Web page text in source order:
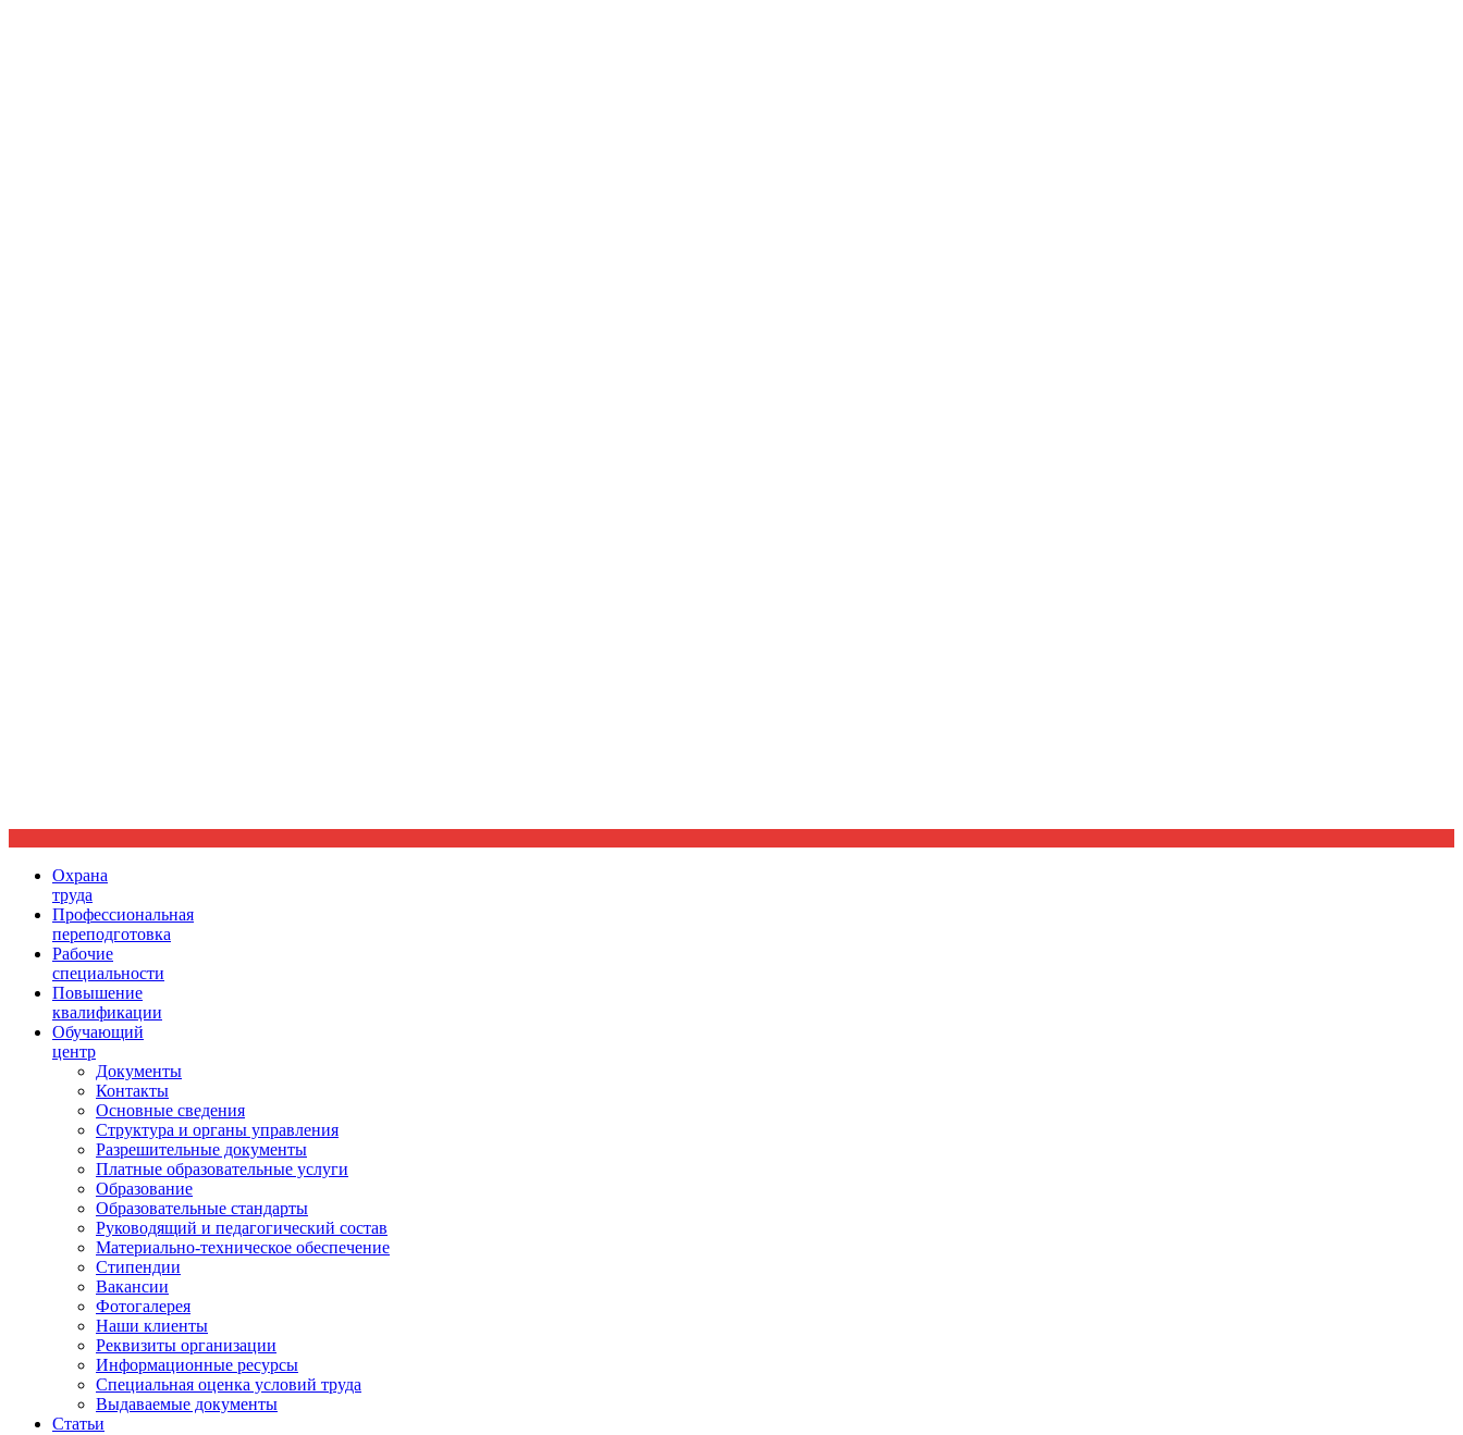
Ориентир охраны труда
Охрана
труда
Профессиональная
переподготовка
Рабочие
специальности
Повышение
квалификации
Обучающий
центр
Документы
Контакты
Основные сведения
Структура и органы управления
Разрешительные документы
Платные образовательные услуги
Образование
Образовательные стандарты
Руководящий и педагогический состав
Материально-техническое обеспечение
Стипендии
Вакансии
Фотогалерея
Наши клиенты
Реквизиты организации
Информационные ресурсы
Специальная оценка условий труда
Выдаваемые документы
Статьи